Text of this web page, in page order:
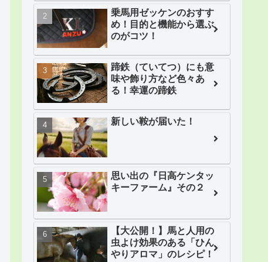
乗馬用ゼッケンのおすす
め！目的と機能から選ぶ
のがコツ！
蹄鉄（ていてつ）にも意
味や飾り方など色々あ
る！幸運の蹄鉄
新しい鞍が届いた！
思い出の『日高ケンタッ
キーファーム』その２
【大公開！】馬と人用の
虫よけ効果のある「ひん
やりアロマ」のレシピ！